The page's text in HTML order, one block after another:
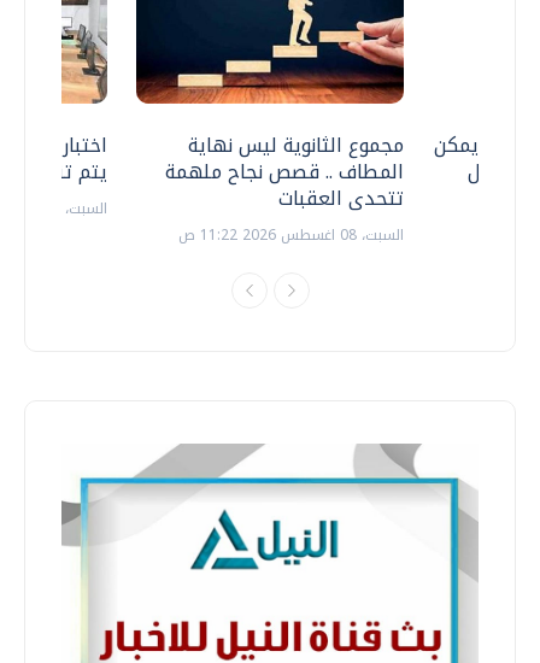
اختبارات
يتم
السبت، 18 يوليو 2026 09:22 ص
مجموع الثانوية ليس نهاية
المطاف .. قصص نجاح ملهمة
تتحدى العقبات
السبت، 08 اغسطس 2026 11:22 ص
.. هل يمكن
نتعامل